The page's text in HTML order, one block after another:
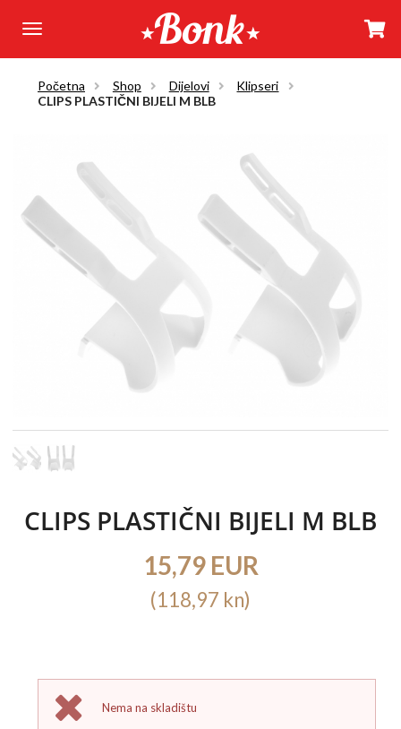
Početna Shop Dijelovi
Klipseri
CLIPS PLASTIČNI BIJELI M BLB
CLIPS PLASTIČNI BIJELI M BLB
15,79 EUR
(118,97 kn)
Nema na skladištu